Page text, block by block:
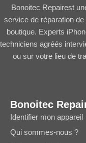
Bonoitec Repairest
service de réparation
boutique. Experts
techniciens agréés
ou sur votre lieu de
Bonoitec
Identifier mon appareil
Qui sommes-nous ?